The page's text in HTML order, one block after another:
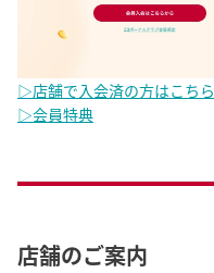
▷店舗で入会済の方はこちら
▷会員特典
店舗のご案内